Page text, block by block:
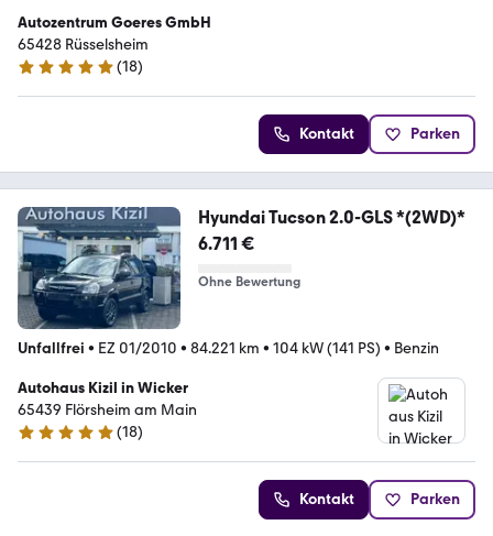
Autozentrum Goeres GmbH
65428 Rüsselsheim
4.8 Sterne
(18)
Kontakt Parken
Hyundai Tucson 2.0-GLS *(2WD)*
6.711 €
Ohne Bewertung
Unfallfrei • EZ 01/2010 • 84.221 km • 104 kW (141 PS) • Benzin
Autohaus Kizil in Wicker
65439 Flörsheim am Main
5 Sterne
(18)
Kontakt Parken